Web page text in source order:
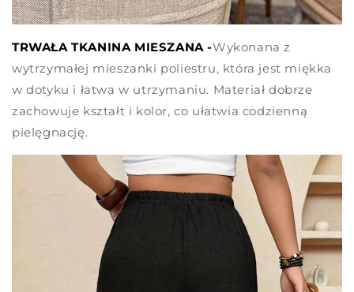
TRWAŁA TKANINA MIESZANA -Wykonana z
wytrzymałej mieszanki poliestru, która jest miękka
w dotyku i łatwa w utrzymaniu. Materiał dobrze
zachowuje kształt i kolor, co ułatwia codzienną
pielęgnację.